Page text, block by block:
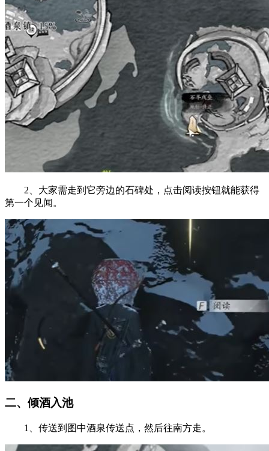
2、大家需走到它旁边的石碑处，点击阅读按钮就能获得
第一个见闻。
二、倾酒入池
1、传送到图中酒泉传送点，然后往南方走。